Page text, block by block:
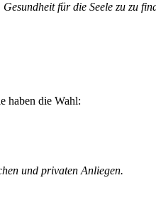
Gesundheit für die Seele zu zu
haben die Wahl:
und privaten Anliegen.